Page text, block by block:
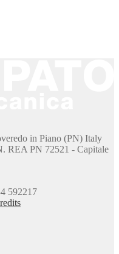
in Piano (PN) Italy
REA PN 72521 - Capitale
592217